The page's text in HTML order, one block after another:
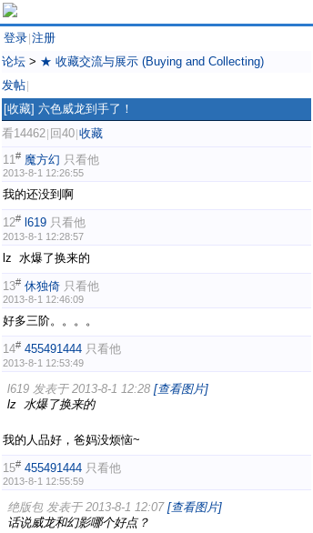
登录 注册
论坛 > ★ 收藏交流与展示 (Buying and Collecting)
发帖
[收藏] 六色威龙到手了！
看14462 回40 收藏
11# 魔方幻 只看他
2013-8-1 12:26:55
我的还没到啊
12# l619 只看他
2013-8-1 12:28:57
lz 水爆了换来的
13# 休独倚 只看他
2013-8-1 12:46:09
好多三阶。。。。
14# 455491444 只看他
2013-8-1 12:53:49
l619 发表于 2013-8-1 12:28 [查看图片]
lz 水爆了换来的
我的人品好，爸妈没烦恼~
15# 455491444 只看他
2013-8-1 12:55:59
绝版包 发表于 2013-8-1 12:07 [查看图片]
话说威龙和幻影哪个好点？